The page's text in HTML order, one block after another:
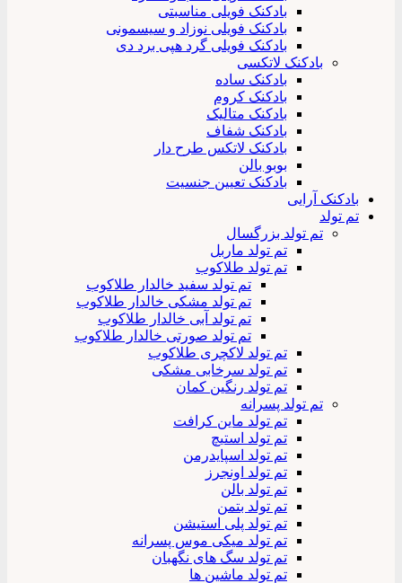
بادکنک فویلی مناسبتی
بادکنک فویلی نوزاد و سیسمونی
بادکنک فویلی گرد هپی برد دی
بادکنک لاتکسی
بادکنک ساده
بادکنک کروم
بادکنک متالیک
بادکنک شفاف
بادکنک لاتکس طرح دار
بوبو بالن
بادکنک تعیین جنسیت
بادکنک آرایی
تم تولد
تم تولد بزرگسال
تم تولد ماربل
تم تولد طلاکوب
تم تولد سفید خالدار طلاکوب
تم تولد مشکی خالدار طلاکوب
تم تولد آبی خالدار طلاکوب
تم تولد صورتی خالدار طلاکوب
تم تولد لاکچری طلاکوب
تم تولد سرخابی مشکی
تم تولد رنگین کمان
تم تولد پسرانه
تم تولد ماین کرافت
تم تولد استیچ
تم تولد اسپایدرمن
تم تولد اونجرز
تم تولد بالن
تم تولد بتمن
تم تولد پلی استیشن
تم تولد میکی موس پسرانه
تم تولد سگ های نگهبان
تم تولد ماشین ها